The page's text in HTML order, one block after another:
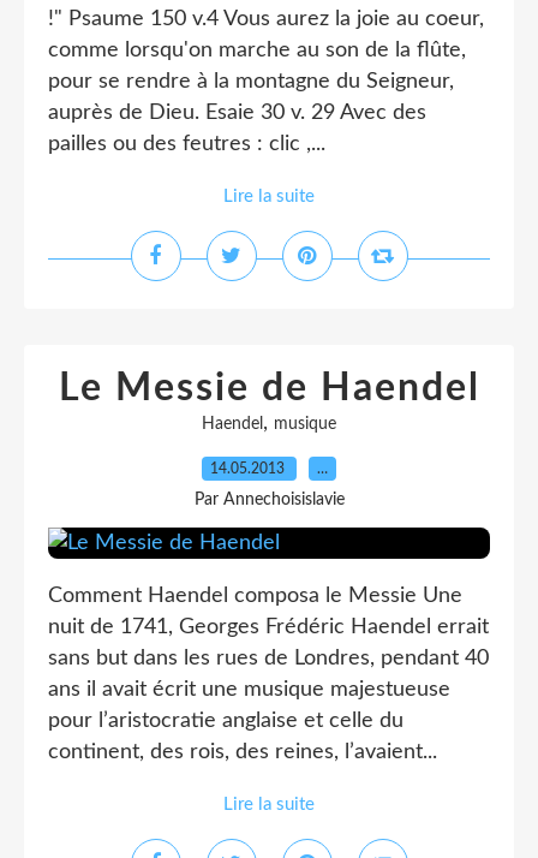
!" Psaume 150 v.4 Vous aurez la joie au coeur,
comme lorsqu'on marche au son de la flûte,
pour se rendre à la montagne du Seigneur,
auprès de Dieu. Esaie 30 v. 29 Avec des
pailles ou des feutres : clic ,...
Lire la suite
Le Messie de Haendel
Haendel , musique
14.05.2013 …
Par Annechoisislavie
Comment Haendel composa le Messie Une
nuit de 1741, Georges Frédéric Haendel errait
sans but dans les rues de Londres, pendant 40
ans il avait écrit une musique majestueuse
pour l’aristocratie anglaise et celle du
continent, des rois, des reines, l’avaient...
Lire la suite